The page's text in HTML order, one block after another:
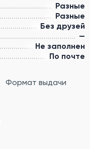
Разные
Разные
Без друзей
—
Не заполнен
По почте
Формат выдачи